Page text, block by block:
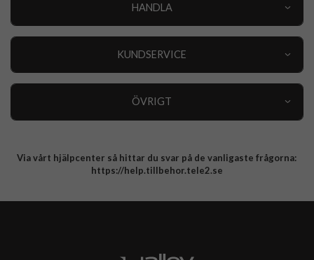
HANDLA
KUNDSERVICE
ÖVRIGT
Integritetspolicy
Via vårt hjälpcenter så hittar du svar på de vanligaste frågorna:
https://help.tillbehor.tele2.se